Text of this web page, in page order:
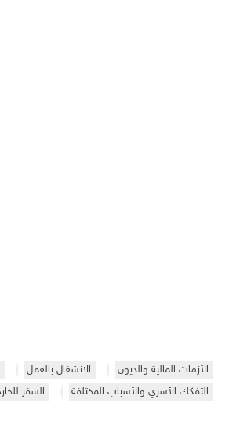
الأزمات المالية والديون الانشغال بالعمل
التفكك الأسري والأسباب المختلفة
السفر